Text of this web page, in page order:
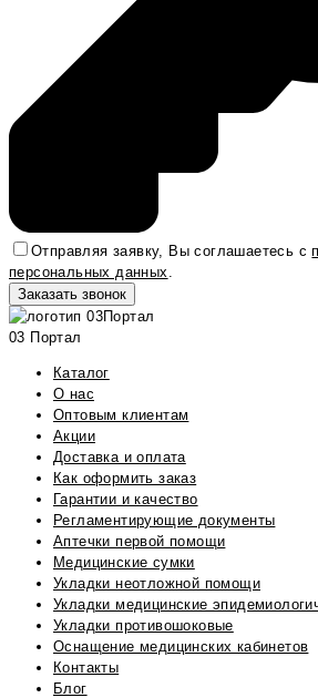
Отправляя заявку, Вы соглашаетесь с
персональных данных.
03 Портал
Каталог
О нас
Оптовым клиентам
Акции
Доставка и оплата
Как оформить заказ
Гарантии и качество
Регламентирующие документы
Аптечки первой помощи
Медицинские сумки
Укладки неотложной помощи
Укладки медицинские
Укладки противошоковые
Оснащение медицинских кабинетов
Контакты
Блог